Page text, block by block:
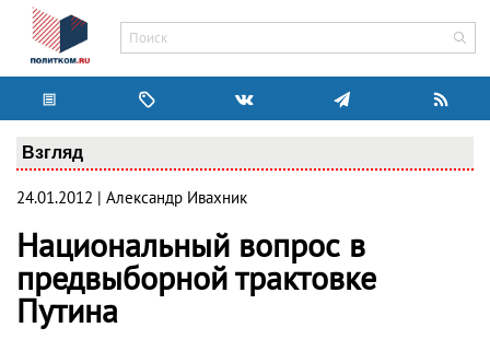
Взгляд
24.01.2012 | Александр Ивахник
Национальный вопрос в
предвыборной трактовке
Путина